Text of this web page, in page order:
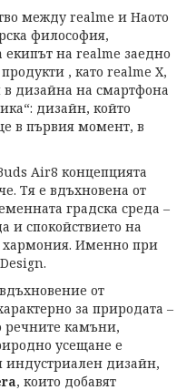
между realme и Наото
философия,
екипът на realme заедно
, като realme X,
в дизайна на смартфона
дизайн, който
в първия момент, в
Air8 концепцията
Тя е вдъхновена от
градска среда –
и спокойствието на
хармония. Именно при
от
за природата –
речните камъни,
усещане е
индустриален дизайн,
, които добавят